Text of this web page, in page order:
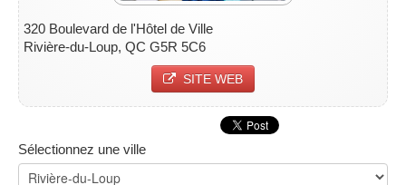
320 Boulevard de l'Hôtel de Ville
Rivière-du-Loup, QC G5R 5C6
SITE WEB
Sélectionnez une ville